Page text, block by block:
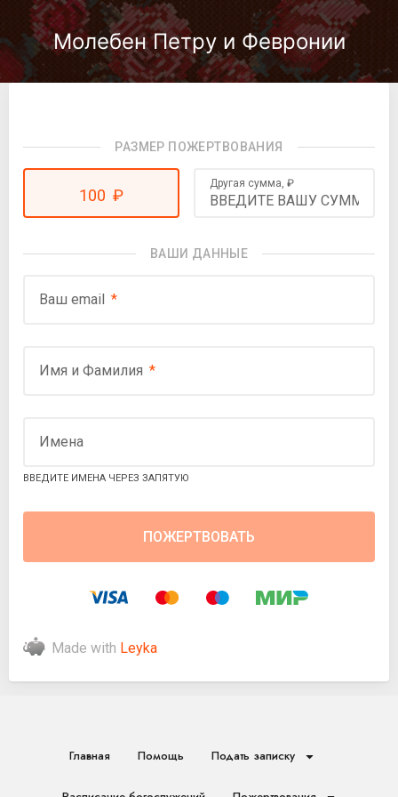
Молебен Петру и Февронии
РАЗМЕР ПОЖЕРТВОВАНИЯ
100 ₽
Другая сумма, ₽
ВАШИ ДАННЫЕ
Ваш email
Имя и Фамилия
Имена
ВВЕДИТЕ ИМЕНА ЧЕРЕЗ ЗАПЯТУЮ
Made with Leyka
Главная Помощь Подать записку